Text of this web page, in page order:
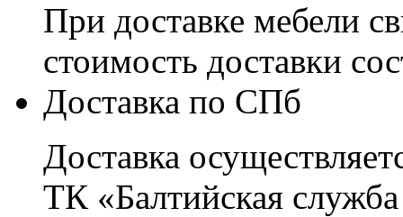
При доставке мебели
стоимость доставки
Доставка по СПб
Доставка
ТК «Балтийская